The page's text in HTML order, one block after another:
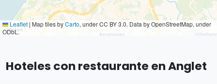
Leaflet | Map tiles byCarto, under CC BY 3.0. Data by OpenStreetMap, under
ODbL.
Hoteles con restaurante en Anglet